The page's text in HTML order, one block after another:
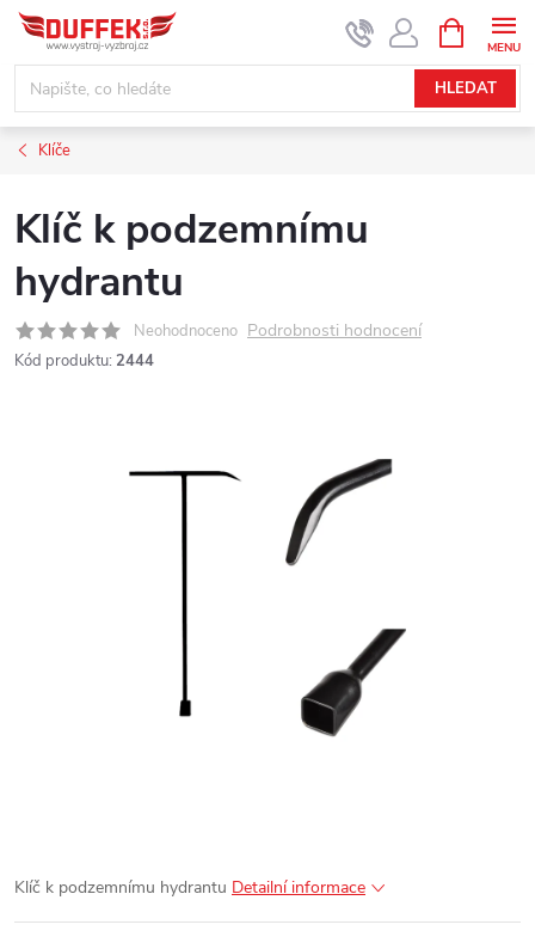
Přejít
obsah
HLEDAT
NÁKUPNÍ
KOŠÍK
Klíče
Klíč k podzemnímu
hydrantu
Neohodnoceno Podrobnosti hodnocení
Kód produktu: 2444
Klíč k podzemnímu hydrantu Detailní informace